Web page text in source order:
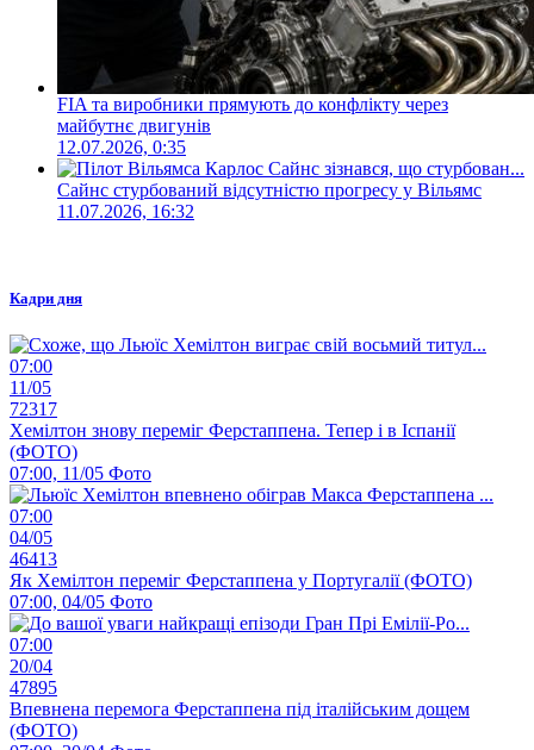
FIA та виробники прямують до конфлікту через
майбутнє двигунів
12.07.2026, 0:35
Сайнс стурбований відсутністю прогресу у Вільямс
11.07.2026, 16:32
Кадри дня
07:00
11/05
72317
Хемілтон знову переміг Ферстаппена. Тепер і в Іспанії
(ФОТО)
07:00, 11/05 Фото
07:00
04/05
46413
Як Хемілтон переміг Ферстаппена у Португалії (ФОТО)
07:00, 04/05 Фото
07:00
20/04
47895
Впевнена перемога Ферстаппена під італійським дощем
(ФОТО)